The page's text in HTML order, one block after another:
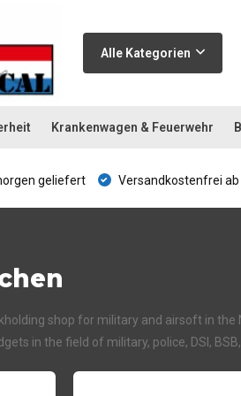
Alle Kategorien
Krankenwagen & Feuerwehr
geliefert Versandkostenfrei ab
shop for military and airsoft in
in the field of military, police, DSI,